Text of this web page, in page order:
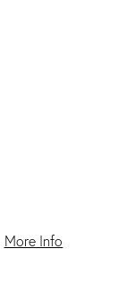
More Info